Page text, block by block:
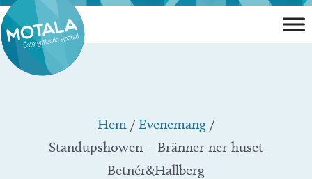
Hoppa
till
innehåll
Hem /Evenemang /
Standupshowen – Bränner ner huset
Betnér&Hallberg